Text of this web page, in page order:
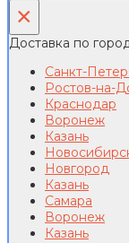
×
Доставка по
Санкт-
Ростов-на-
Краснодар
Воронеж
Казань
Новгород
Казань
Самара
Воронеж
Казань